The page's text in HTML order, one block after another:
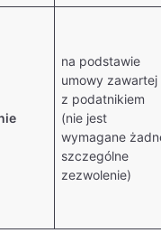
na podstawie
umowy zawartej
z podatnikiem
(nie jest
wymagane
szczególne
zezwolenie)